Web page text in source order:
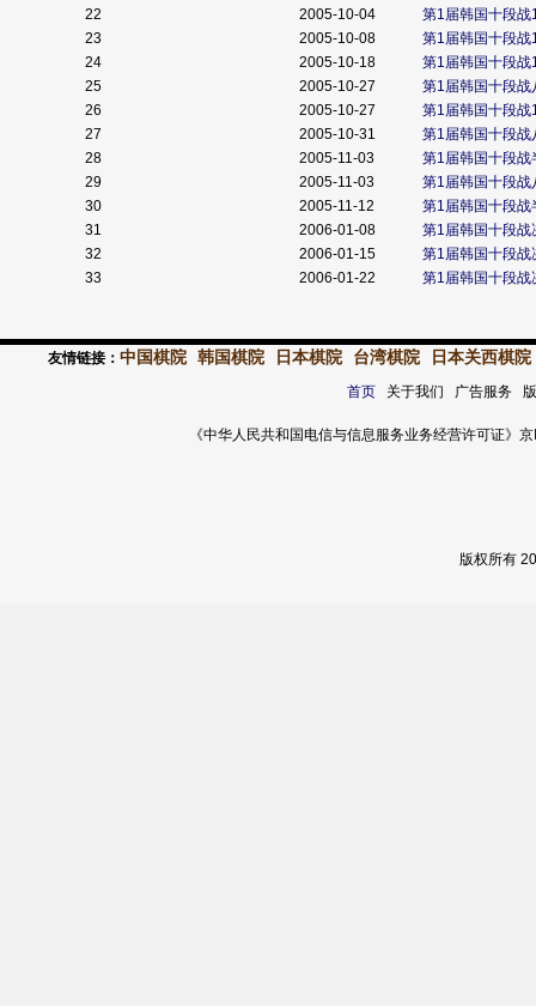
22
2005-10-04
第1届韩国十段战
23
2005-10-08
第1届韩国十段战
24
2005-10-18
第1届韩国十段战
25
2005-10-27
第1届韩国十段战
26
2005-10-27
第1届韩国十段战
27
2005-10-31
第1届韩国十段战
28
2005-11-03
第1届韩国十段战
29
2005-11-03
第1届韩国十段战
30
2005-11-12
第1届韩国十段战
31
2006-01-08
第1届韩国十段
32
2006-01-15
第1届韩国十段
33
2006-01-22 第1届韩国十段
友情链接： 中国棋院 韩国棋院 日本棋院 台湾棋院 日本关西棋院
首页关于我们 广告服务
《中华人民共和国电信与信息服务业务经营许可证
版权所有